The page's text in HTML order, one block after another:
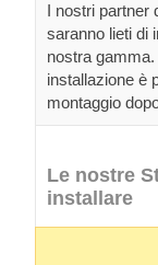
I nostri
saranno lieti di
nostra
installazione è
montaggio
Le nostre
installare